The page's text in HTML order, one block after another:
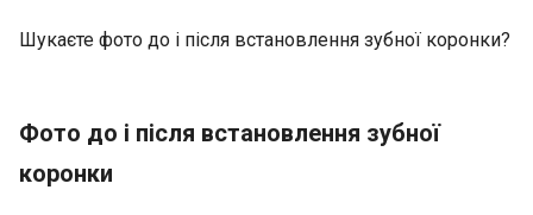
Шукаєте фото до і після встановлення зубної коронки?
Фото до і після встановлення зубної
коронки